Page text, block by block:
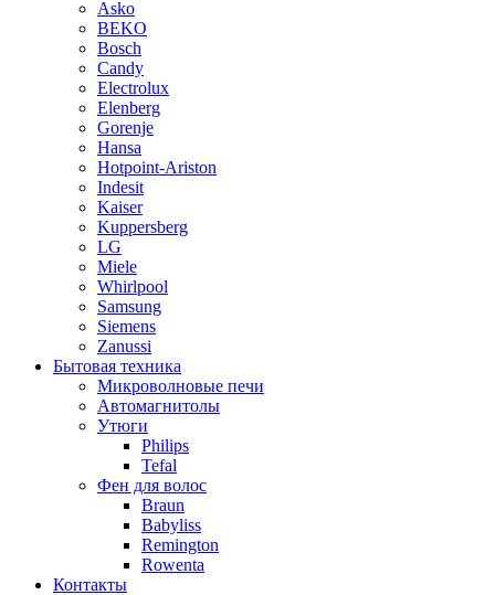
Asko
BEKO
Bosch
Candy
Electrolux
Elenberg
Gorenje
Hansa
Hotpoint-Ariston
Indesit
Kaiser
Kuppersberg
LG
Miele
Whirlpool
Samsung
Siemens
Zanussi
Бытовая техника
Микроволновые печи
Автомагнитолы
Утюги
Philips
Tefal
Фен для волос
Braun
Babyliss
Remington
Rowenta
Контакты